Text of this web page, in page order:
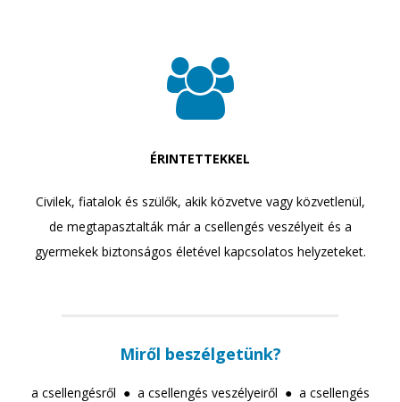
ÉRINTETTEKKEL
Civilek, fiatalok és szülők, akik közvetve vagy közvetlenül,
de megtapasztalták már a csellengés veszélyeit és a
gyermekek biztonságos életével kapcsolatos helyzeteket.
Miről beszélgetünk?
a csellengésről ● a csellengés veszélyeiről ● a csellengés